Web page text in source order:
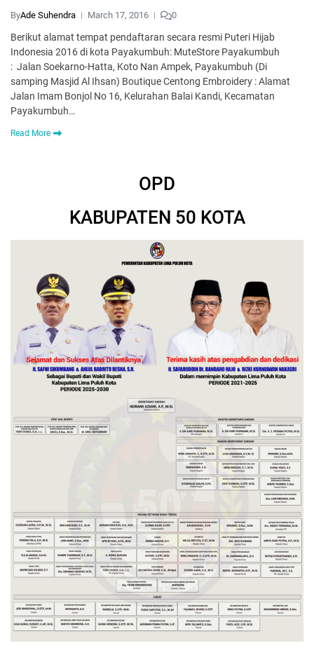
ByAde Suhendra March 17, 2016 0
Berikut alamat tempat pendaftaran secara resmi Puteri Hijab
Indonesia 2016 di kota Payakumbuh: MuteStore Payakumbuh
: Jalan Soekarno-Hatta, Koto Nan Ampek, Payakumbuh (Di
samping Masjid Al Ihsan) Boutique Centong Embroidery : Alamat
Jalan Imam Bonjol No 16, Kelurahan Balai Kandi, Kecamatan
Payakumbuh…
Read More
OPD
KABUPATEN 50 KOTA